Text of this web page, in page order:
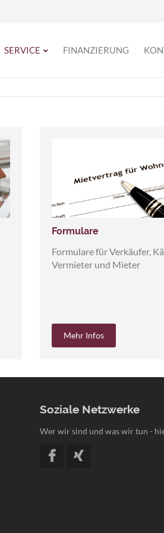
SERVICE FINANZIERUNG
Formulare
Formulare für Verkäufer,
Vermieter und Mieter
Mehr Infos
Soziale Netzwerke
Wer wir sind und was wir tun -